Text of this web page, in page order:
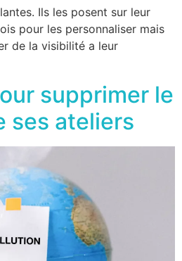
Ils les posent sur leur
pour les personnaliser mais
de la visibilité a leur
supprimer le
ses ateliers